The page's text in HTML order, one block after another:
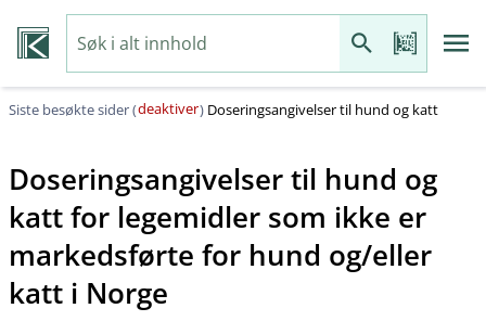
Siste besøkte sider (deaktiver) Doseringsangivelser til hund og katt
Doseringsangivelser til hund og
katt for legemidler som ikke er
markedsførte for hund og​/​eller
katt i Norge